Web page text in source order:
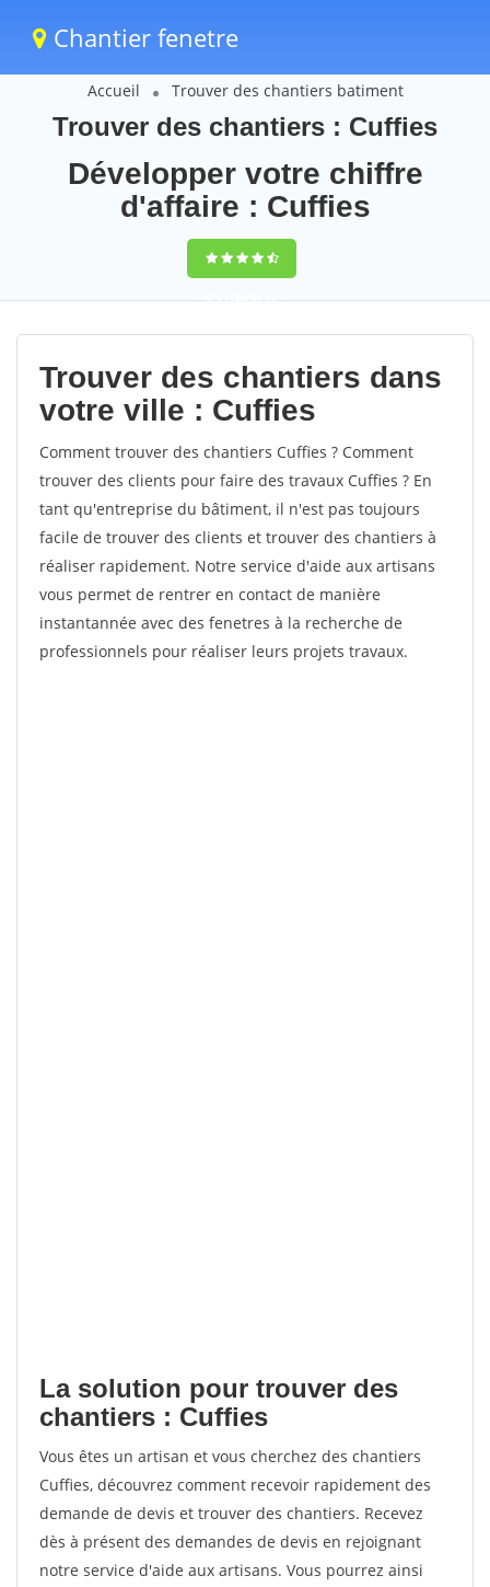
Chantier fenetre
Accueil Trouver des chantiers batiment
Trouver des chantiers : Cuffies
Développer votre chiffre
d'affaire : Cuffies
9,5(100%)57
votes
Trouver des chantiers dans
votre ville : Cuffies
Comment trouver des chantiers Cuffies ? Comment
trouver des clients pour faire des travaux Cuffies ? En
tant qu'entreprise du bâtiment, il n'est pas toujours
facile de trouver des clients et trouver des chantiers à
réaliser rapidement. Notre service d'aide aux artisans
vous permet de rentrer en contact de manière
instantannée avec des fenetres à la recherche de
professionnels pour réaliser leurs projets travaux.
La solution pour trouver des
chantiers : Cuffies
Vous êtes un artisan et vous cherchez des chantiers
Cuffies, découvrez comment recevoir rapidement des
demande de devis et trouver des chantiers. Recevez
dès à présent des demandes de devis en rejoignant
notre service d'aide aux artisans. Vous pourrez ainsi